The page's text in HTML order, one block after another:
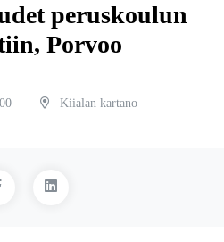
peruskoulun
Porvoo
Kiialan kartano